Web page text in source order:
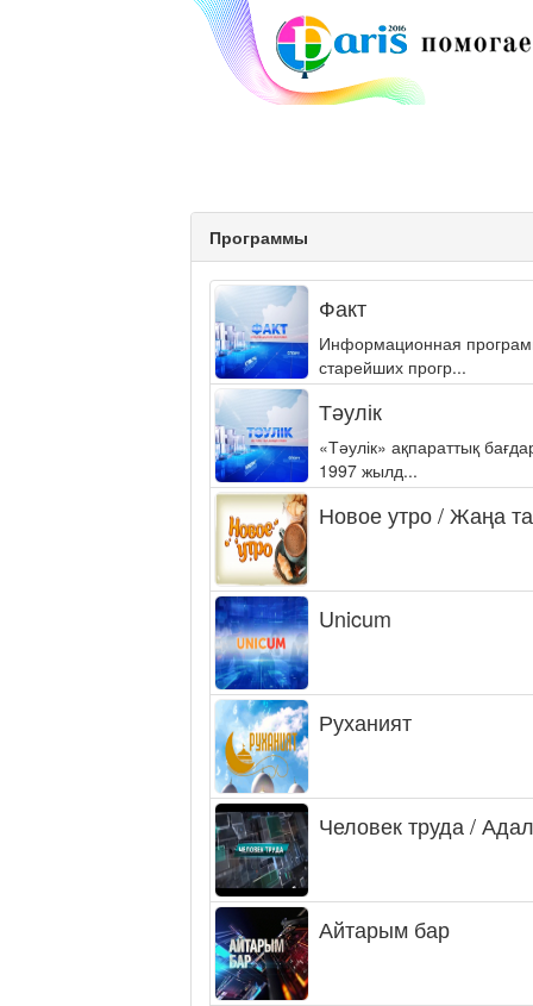
Программы
Факт
Информационная
старейших прогр...
Тәулік
«Тәулік» ақпараттық
1997 жылд...
Новое утро / Жаңа
Unicum
Руханият
Человек труда /
Айтарым бар